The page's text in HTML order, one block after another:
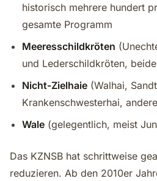
historisch mehrere hundert
gesamte Programm
Meeresschildkröten
und Lederschildkröten,
Nicht-Zielhaie (Walhai,
Krankenschwesterhai,
Wale (gelegentlich, meist
Das KZNSB hat schrittweise
reduzieren. Ab den 2010er